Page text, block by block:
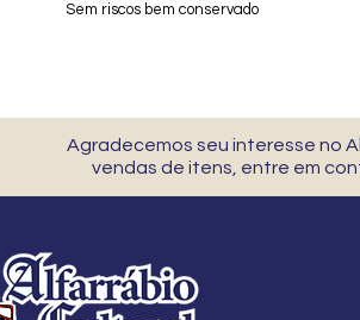
Sem riscos bem conservado
Agradecemos seu interesse no
vendas de itens, entre em